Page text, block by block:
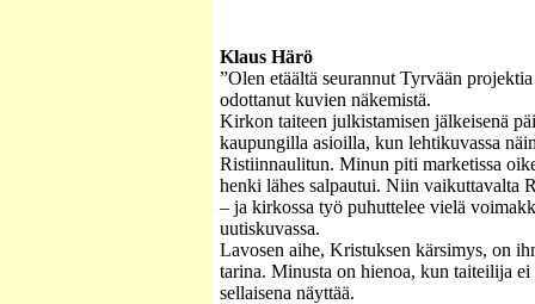
Klaus Härö
”Olen etäältä seurannut Tyrvään
odottanut kuvien näkemistä.
Kirkon taiteen julkistamisen jälkeisenä
kaupungilla asioilla, kun lehtikuvassa
Ristiinnaulitun. Minun piti marketissa
henki lähes salpautui. Niin vaikuttavalta
– ja kirkossa työ puhuttelee vielä
uutiskuvassa.
Lavosen aihe, Kristuksen kärsimys, on
tarina. Minusta on hienoa, kun taiteilija ei
sellaisena näyttää.